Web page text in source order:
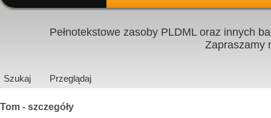
Pełnotekstowe zasoby PLDML oraz innych
Zapraszamy
Szukaj Przeglądaj
Tom - szczegóły